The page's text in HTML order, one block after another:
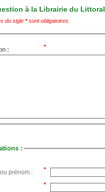
à la Librairie du Littoral
du sigle *sont obligatoires.
:
:
prénom :